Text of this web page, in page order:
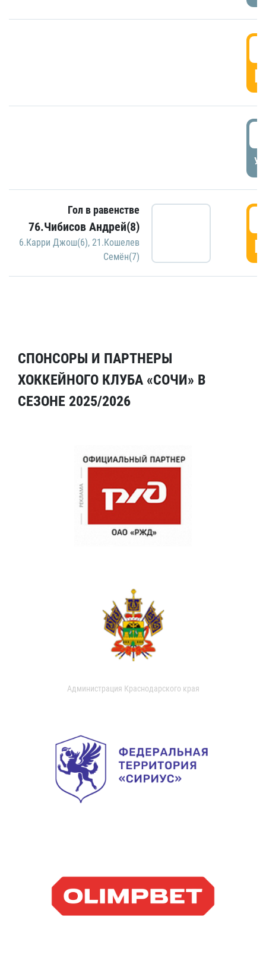
Гол в равенстве
76.Чибисов Андрей(8)
6.Карри Джош(6), 21.Кошелев
Семён(7)
СПОНСОРЫ И ПАРТНЕРЫ
ХОККЕЙНОГО КЛУБА «СОЧИ» В
СЕЗОНЕ 2025/2026
Администрация Краснодарского края